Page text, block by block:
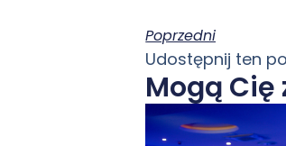
Poprzedni
Udostępnij ten
Mogą